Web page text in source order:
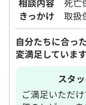
相談内容
死亡
きっかけ
取扱
自分たちに合っ
変満足しています
スタ
ご満足いただ